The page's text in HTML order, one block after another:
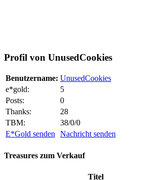
Profil von UnusedCookies
Benutzername: UnusedCookies
e*gold:
5
Posts:
0
Thanks:
28
TBM:
38/0/0
E*Gold senden
Nachricht senden
Treasures zum Verkauf
Titel